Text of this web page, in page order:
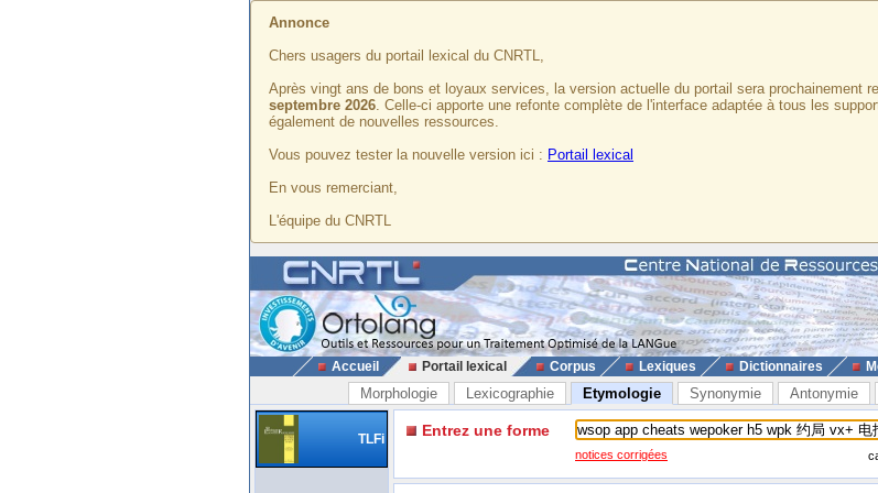
Annonce
Chers usagers du portail lexical du CNRTL,
Après vingt ans de bons et loyaux services, la version actuelle du portail sera prochainement
septembre 2026. Celle-ci apporte une refonte complète de l'interface adaptée à tous les
également de nouvelles ressources.
Vous pouvez tester la nouvelle version ici : Portail lexical
En vous remerciant,
L'équipe du CNRTL
Accueil Portail lexical Corpus Lexiques Dictionnaires
Morphologie Lexicographie Etymologie Synonymie Antonymie
TLFi Entrez une forme
notices corrigées